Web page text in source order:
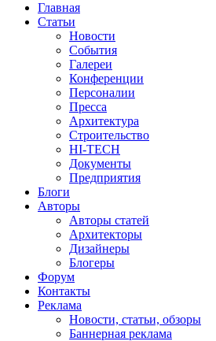
Главная
Статьи
Новости
События
Галереи
Конференции
Персоналии
Пресса
Архитектура
Строительство
HI-TECH
Документы
Предприятия
Блоги
Авторы
Авторы статей
Архитекторы
Дизайнеры
Блогеры
Форум
Контакты
Реклама
Новости, статьи, обзоры
Баннерная реклама